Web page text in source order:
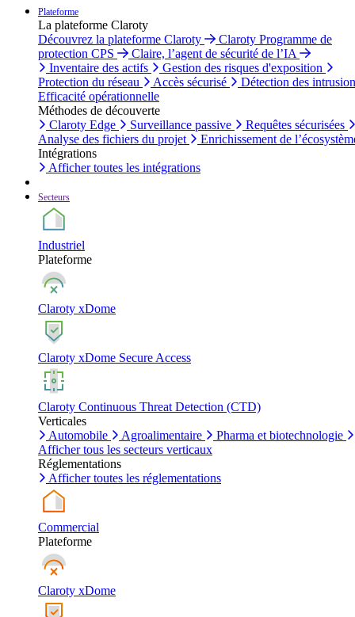
Plateforme
La plateforme Claroty
Découvrez la plateforme Claroty
Claroty Programme de
protection CPS
Claire, l’agent de sécurité de l’IA
Inventaire des actifs
Gestion des risques d'exposition
Protection du réseau
Accès sécurisé
Détection des
Efficacité opérationnelle
Méthodes de découverte
Claroty Edge
Surveillance passive
Requêtes sécurisées
Analyse des fichiers du projet
Enrichissement de
Intégrations
Afficher toutes les intégrations
Secteurs
Industriel
Plateforme
Claroty xDome
Claroty xDome Secure Access
Claroty Continuous Threat Detection (CTD)
Verticales
Automobile
Agroalimentaire
Pharma et biotechnologie
Afficher tous les secteurs verticaux
Réglementations
Afficher toutes les réglementations
Commercial
Plateforme
Claroty xDome